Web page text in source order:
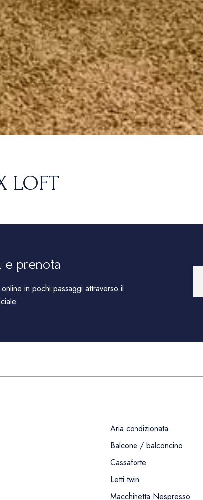
LOFT
e prenota
in pochi passaggi attraverso il
Aria condizionata
Balcone / balconcino
Cassaforte
Letti twin
Macchinetta Nespresso